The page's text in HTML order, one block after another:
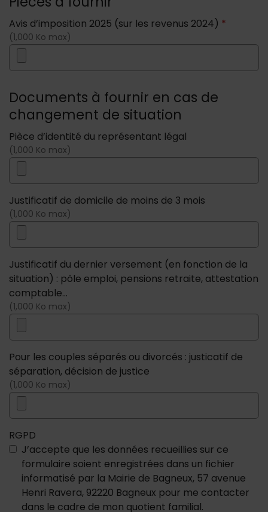
Avis d’imposition 2025 (sur les revenus 2024) *
(1,000 Ko max)
Documents à fournir en cas de
changement de situation
Pièce d’identité du représentant légal
(1,000 Ko max)
Justificatif de domicile de moins de 3 mois
(1,000 Ko max)
Justificatif du dernier versement (en fonction de la
situation) : pôle emploi, pensions retraite, attestation
comptable...
(1,000 Ko max)
Pour les couples séparés ou divorcés : justicatif de
séparation, décision de justice
(1,000 Ko max)
RGPD
J’accepte que les données recueillies sur ce
formulaire soient enregistrées dans un fichier
informatisé par la Mairie de Bagneux, 57 avenue
Henri Ravera, 92220 Bagneux pour me contacter
dans le cadre de mon quotient familial.